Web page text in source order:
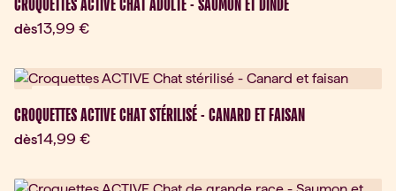
CROQUETTES ACTIVE CHAT ADULTE - SAUMON ET DINDE
dèsPrix actuel:
13,99 €
CROQUETTES ACTIVE CHAT STÉRILISÉ - CANARD ET FAISAN
dèsPrix actuel:
14,99 €